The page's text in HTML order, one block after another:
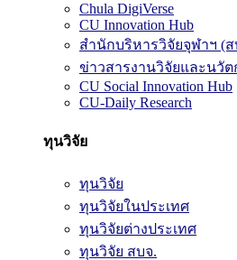
Chula DigiVerse
CU Innovation Hub
สำนักบริหารวิจัยจุฬาฯ (ส
ข่าวสารงานวิจัยและนวัต
CU Social Innovation Hub
CU-Daily Research
ทุนวิจัย
ทุนวิจัย
ทุนวิจัยในประเทศ
ทุนวิจัยต่างประเทศ
ทุนวิจัย สบจ.